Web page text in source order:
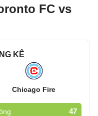
FC vs
KÊ
Chicago Fire
47